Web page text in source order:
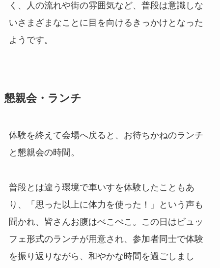
く、人の流れや街の雰囲気など、普段は意識しな
いさまざまなことに目を向けるきっかけとなった
ようです。
懇親会・ランチ
体験を終えて会場へ戻ると、お待ちかねのランチ
と懇親会の時間。
普段とは違う環境で車いすを体験したこともあ
り、「思った以上に体力を使った！」という声も
聞かれ、皆さんお腹はぺこぺこ。この日はビュッ
フェ形式のランチが用意され、参加者同士で体験
を振り返りながら、和やかな時間を過ごしまし